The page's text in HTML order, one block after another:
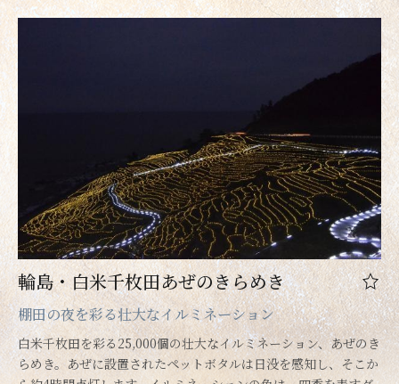
輪島・白米千枚田あぜのきらめき
棚田の夜を彩る壮大なイルミネーション
白米千枚田を彩る25,000個の壮大なイルミネーション、あぜのき
らめき。あぜに設置されたペットボタルは日没を感知し、そこか